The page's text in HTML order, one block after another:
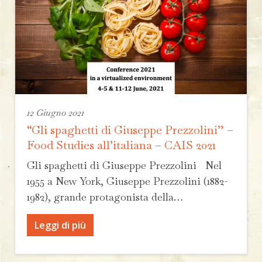
12 Giugno 2021
“Gli spaghetti di Giuseppe Prezzolini” –
Food Studies all’italiana – CAIS 2021
Gli spaghetti di Giuseppe Prezzolini Nel
1955 a New York, Giuseppe Prezzolini (1882-
1982), grande protagonista della…
Leggi di più